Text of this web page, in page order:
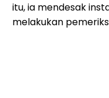
itu, ia mendesak
melakukan